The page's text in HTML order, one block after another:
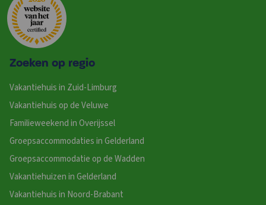
Zoeken op regio
Vakantiehuis in Zuid-Limburg
Vakantiehuis op de Veluwe
Familieweekend in Overijssel
Groepsaccommodaties in Gelderland
Groepsaccommodatie op de Wadden
Vakantiehuizen in Gelderland
Vakantiehuis in Noord-Brabant